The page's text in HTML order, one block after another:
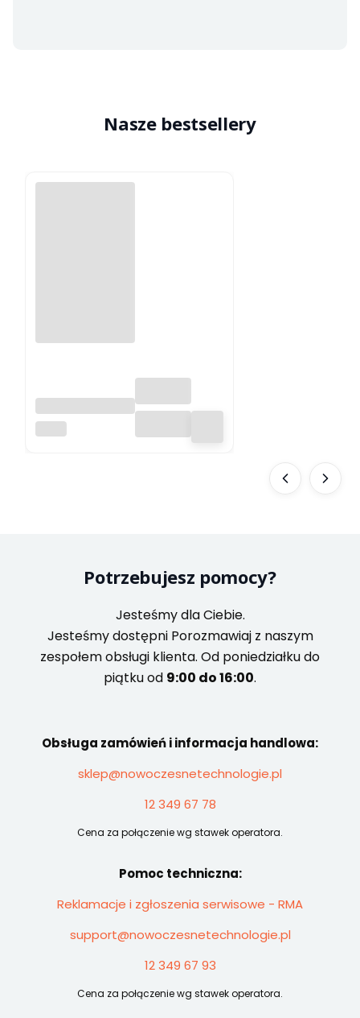
Nasze bestsellery
ABBYY
FineReader PDF
Potrzebujesz pomocy?
Jesteśmy dla Ciebie.
Jesteśmy dostępni Porozmawiaj z naszym
zespołem obsługi klienta. Od poniedziałku do
piątku od 9:00 do 16:00.
Obsługa zamówień i informacja handlowa:
sklep@nowoczesnetechnologie.pl
12 349 67 78
Cena za połączenie wg stawek operatora.
Pomoc techniczna:
Reklamacje i zgłoszenia serwisowe - RMA
support@nowoczesnetechnologie.pl
12 349 67 93
Cena za połączenie wg stawek operatora.